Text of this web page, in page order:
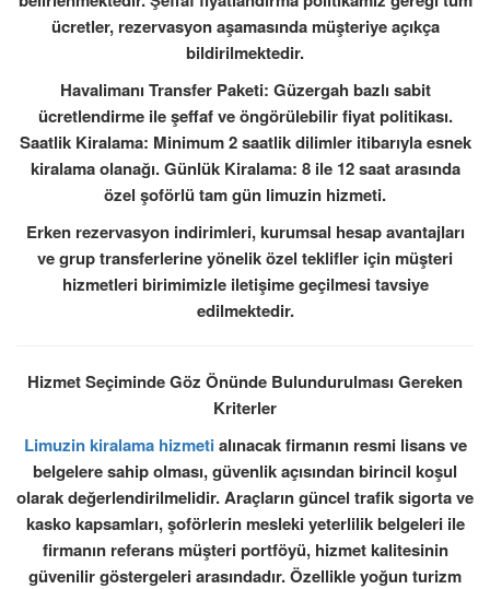
ücretler, rezervasyon aşamasında müşteriye açıkça
bildirilmektedir.
Havalimanı Transfer Paketi: Güzergah bazlı sabit
ücretlendirme ile şeffaf ve öngörülebilir fiyat politikası.
Saatlik Kiralama: Minimum 2 saatlik dilimler itibarıyla esnek
kiralama olanağı. Günlük Kiralama: 8 ile 12 saat arasında
özel şoförlü tam gün limuzin hizmeti.
Erken rezervasyon indirimleri, kurumsal hesap avantajları
ve grup transferlerine yönelik özel teklifler için müşteri
hizmetleri birimimizle iletişime geçilmesi tavsiye
edilmektedir.
Hizmet Seçiminde Göz Önünde Bulundurulması Gereken
Kriterler
Limuzin kiralama hizmetialınacak firmanın resmi lisans ve
belgelere sahip olması, güvenlik açısından birincil koşul
olarak değerlendirilmelidir. Araçların güncel trafik sigorta ve
kasko kapsamları, şoförlerin mesleki yeterlilik belgeleri ile
firmanın referans müşteri portföyü, hizmet kalitesinin
güvenilir göstergeleri arasındadır. Özellikle yoğun turizm